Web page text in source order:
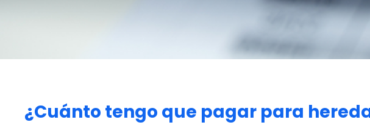
¿Cuánto tengo que pagar para